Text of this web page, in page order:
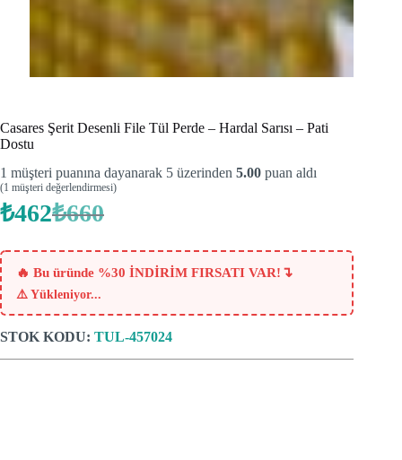
Casares Şerit Desenli File Tül Perde – Hardal Sarısı – Pati
Dostu
1 müşteri puanına dayanarak 5 üzerinden 5.00 puan aldı
(1 müşteri değerlendirmesi)
₺660
Orijinal
₺660.
₺462Şu
fiyat:
₺462.
🔥 Bu üründe %30 İNDİRİM FIRSATI VAR! ↴
⚠️ Yükleniyor...
STOK KODU: TUL-457024